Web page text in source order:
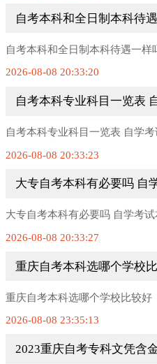
自考本科和全日制本科待遇一样
2026-08-08 20:33:20
自考本科专业科目一览表
自考本科专业科目一览表 自学
2026-08-08 20:33:23
大专自考本科有必要吗 自
大专自考本科有必要吗 自学考
2026-08-08 20:33:27
重庆自考本科选哪个学校
重庆自考本科选哪个学校比较好
2026-08-08 23:35:13
2023重庆自考专科文凭含